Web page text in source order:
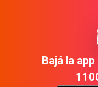
Bajá la